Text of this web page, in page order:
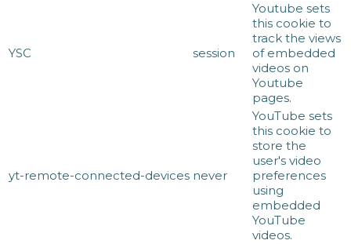
YSC session
Youtube sets
this cookie to
track the views
of embedded
videos on
Youtube
pages.
yt-remote-connected-devices never
YouTube sets
this cookie to
store the
user's video
preferences
using
embedded
YouTube
videos.